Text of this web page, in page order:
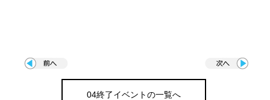
04終了イベントの一覧へ